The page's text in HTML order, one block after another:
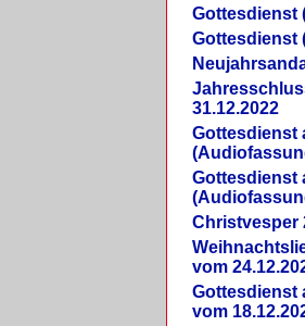
Gottesdienst
Gottesdienst
31.12.2022
Gottesdienst
Gottesdienst
Christvesper
vom
Gottesdienst
vom